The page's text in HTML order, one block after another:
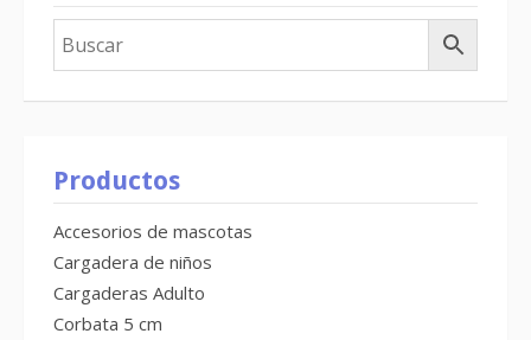
Productos
Accesorios de mascotas
Cargadera de niños
Cargaderas Adulto
Corbata 5 cm